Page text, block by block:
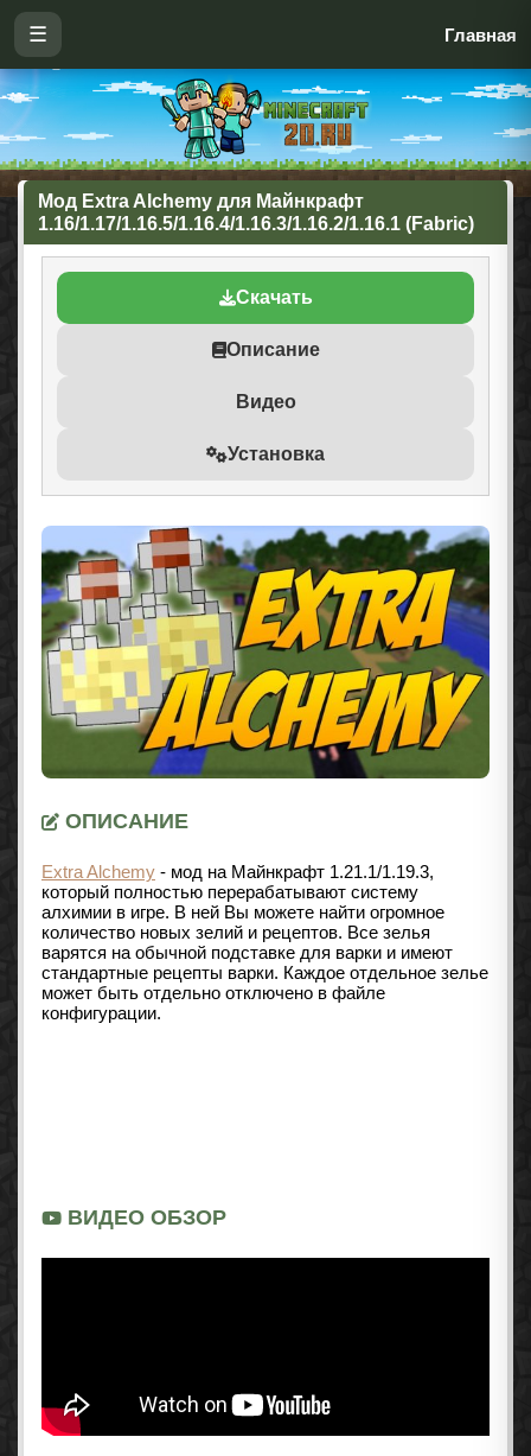
☰ Главная
Мод Extra Alchemy для Майнкрафт
1.16/1.17/1.16.5/1.16.4/1.16.3/1.16.2/1.16.1 (Fabric)
Скачать
Описание
Видео
Установка
ОПИСАНИЕ
Extra Alchemy - мод на Майнкрафт 1.21.1/1.19.3,
который полностью перерабатывают систему
алхимии в игре. В ней Вы можете найти огромное
количество новых зелий и рецептов. Все зелья
варятся на обычной подставке для варки и имеют
стандартные рецепты варки. Каждое отдельное зелье
может быть отдельно отключено в файле
конфигурации.
ВИДЕО ОБЗОР